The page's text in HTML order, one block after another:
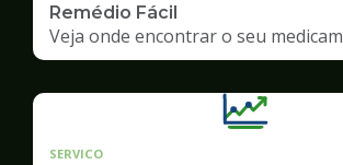
Remédio Fácil
Veja onde encontrar o seu
SERVICO